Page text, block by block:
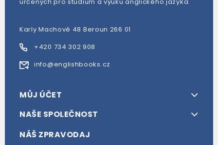
Karly Machové 48 Beroun 266 01
+420 734 302 908
info@englishbooks.cz
MŮJ ÚČET
NAŠE SPOLEČNOST
NÁŠ ZPRAVODAJ